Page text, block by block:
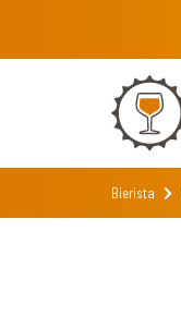
Bierista